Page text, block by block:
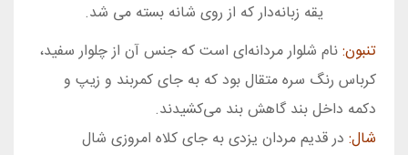
يقه زبانه‌دار كه از روی شانه بسته می شد.
تنبون:نام شلوار مردانه‌ای است كه جنس آن از چلوار سفيد،
كرباس رنگ سره متقال بود كه به جای كمربند و زيپ و
دكمه داخل بند گاهش بند می‌كشيدند.
شال: در قدیم مردان یزدی به جای كلاه امروزی شال